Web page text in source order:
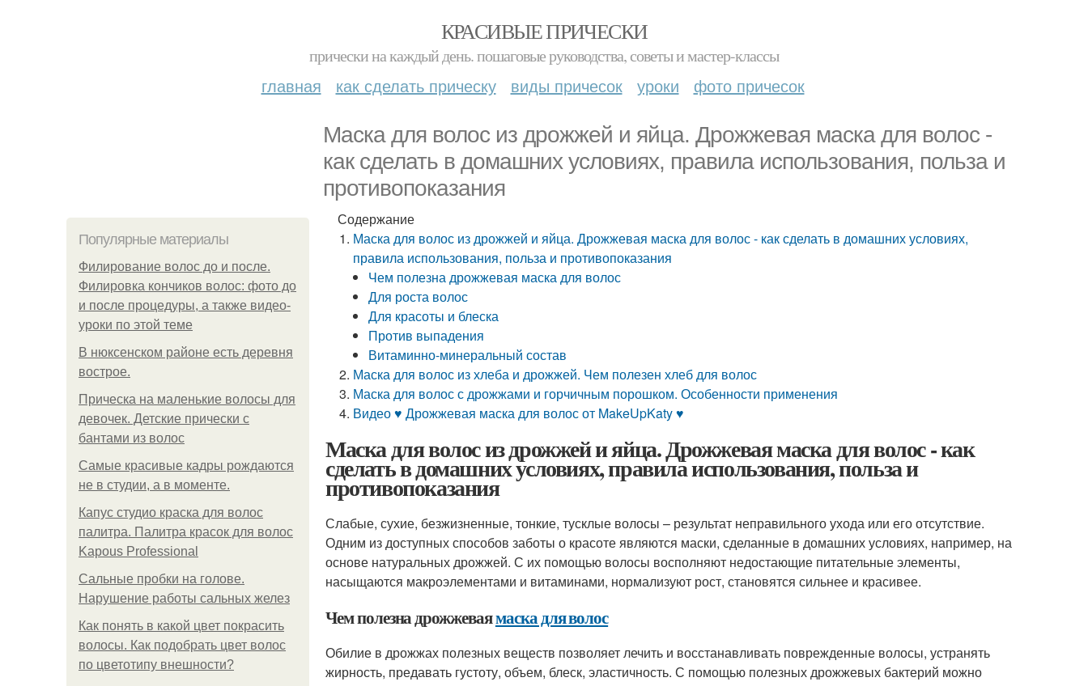
КРАСИВЫЕ ПРИЧЕСКИ
прически на каждый день. пошаговые руководства, советы и мастер-классы
главная как сделать прическу виды причесок уроки фото причесок
Маска для волос из дрожжей и яйца. Дрожжевая маска для волос -
как сделать в домашних условиях, правила использования, польза и
противопоказания
Популярные материалы
Филирование волос до и после.
Филировка кончиков волос: фото до
и после процедуры, а также видео-
уроки по этой теме
В нюксенском районе есть деревня
вострое.
Прическа на маленькие волосы для
девочек. Детские прически с
бантами из волос
Самые красивые кадры рождаются
не в студии, а в моменте.
Капус студио краска для волос
палитра. Палитра красок для волос
Kapous Professional
Сальные пробки на голове.
Нарушение работы сальных желез
Как понять в какой цвет покрасить
волосы. Как подобрать цвет волос
по цветотипу внешности?
Содержание
Маска для волос из дрожжей и яйца. Дрожжевая маска для волос - как сделать в домашних условиях,
правила использования, польза и противопоказания
Чем полезна дрожжевая маска для волос
Для роста волос
Для красоты и блеска
Против выпадения
Витаминно-минеральный состав
Маска для волос из хлеба и дрожжей. Чем полезен хлеб для волос
Маска для волос с дрожжами и горчичным порошком. Особенности применения
Видео ♥ Дрожжевая маска для волос от MakeUpKaty ♥
Маска для волос из дрожжей и яйца. Дрожжевая маска для волос - как
сделать в домашних условиях, правила использования, польза и
противопоказания
Слабые, сухие, безжизненные, тонкие, тусклые волосы – результат неправильного ухода или его отсутствие.
Одним из доступных способов заботы о красоте являются маски, сделанные в домашних условиях, например, на
основе натуральных дрожжей. С их помощью волосы восполняют недостающие питательные элементы,
насыщаются макроэлементами и витаминами, нормализуют рост, становятся сильнее и красивее.
Чем полезна дрожжеваямаска для волос
Обилие в дрожжах полезных веществ позволяет лечить и восстанавливать поврежденные волосы, устранять
жирность, предавать густоту, объем, блеск, эластичность. С помощью полезных дрожжевых бактерий можно